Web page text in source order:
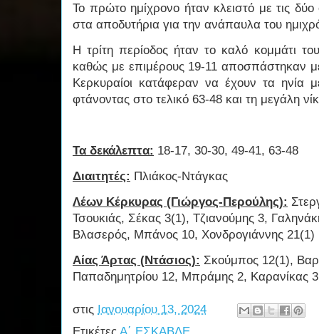
Το πρώτο ημίχρονο ήταν κλειστό με τις
στα αποδυτήρια για την ανάπαυλα του
Η τρίτη περίοδος ήταν το καλό κομμάτι
καθώς με επιμέρους 19-11 αποσπάστηκαν
Κερκυραίοι κατάφεραν να έχουν τα ηνία
φτάνοντας στο τελικό 63-48 και τη μεγάλη
Τα δεκάλεπτα: 18-17, 30-30, 49-41, 63-48
Διαιτητές: Πλιάκος-Ντάγκας
Λέων Κέρκυρας (Γιώργος-Περούλης):
Τσουκιάς, Σέκας 3(1), Τζιανούμης 3,
Βλασερός, Μπάνος 10, Χονδρογιάννης 21(1)
Αίας Άρτας (Ντάσιος): Σκούμπος 12(1),
Παπαδημητρίου 12, Μπράμης 2, Καρανίκας
στις Ιανουαρίου 13, 2024